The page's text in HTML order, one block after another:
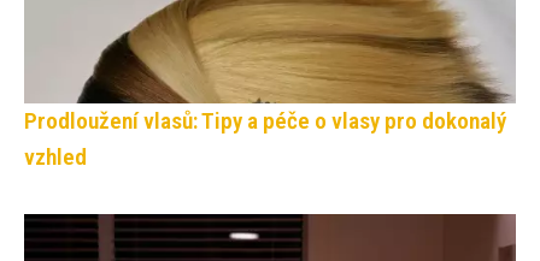
Prodloužení vlasů: Tipy a péče o vlasy pro dokonalý
vzhled